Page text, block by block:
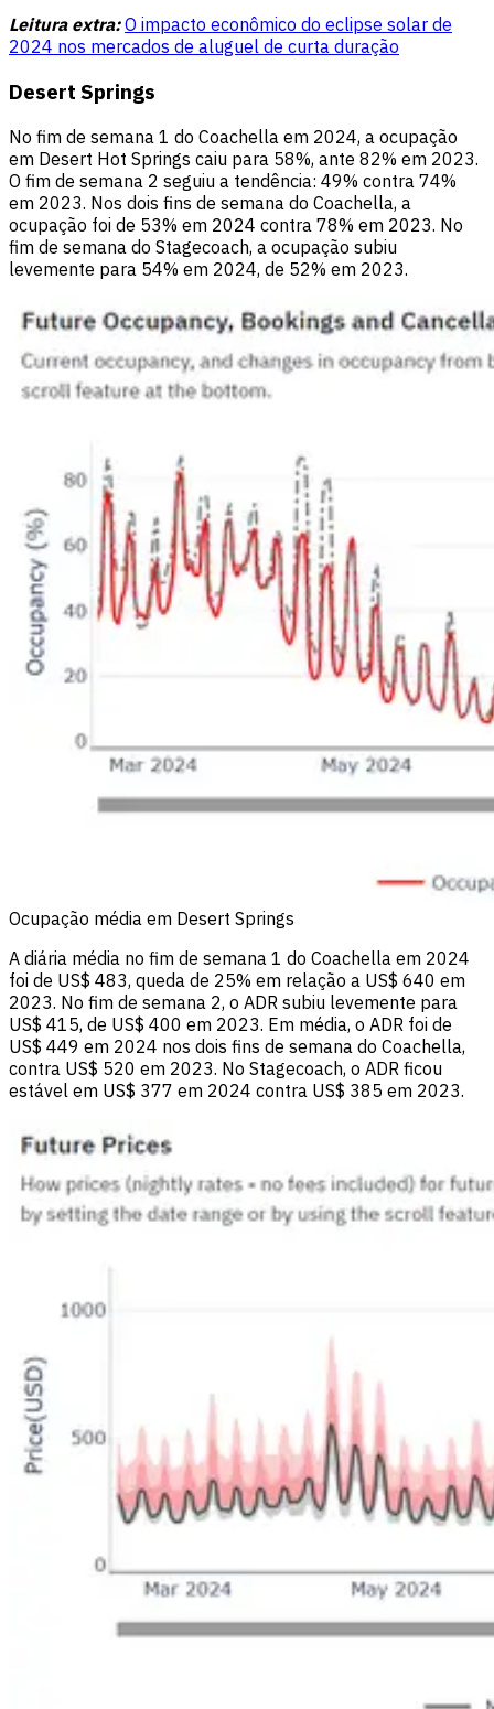
Leitura extra: O impacto econômico do eclipse solar de
2024 nos mercados de aluguel de curta duração
Desert Springs
No fim de semana 1 do Coachella em 2024, a ocupação
em Desert Hot Springs caiu para 58%, ante 82% em 2023.
O fim de semana 2 seguiu a tendência: 49% contra 74%
em 2023. Nos dois fins de semana do Coachella, a
ocupação foi de 53% em 2024 contra 78% em 2023. No
fim de semana do Stagecoach, a ocupação subiu
levemente para 54% em 2024, de 52% em 2023.
Ocupação média em Desert Springs
A diária média no fim de semana 1 do Coachella em 2024
foi de US$ 483, queda de 25% em relação a US$ 640 em
2023. No fim de semana 2, o ADR subiu levemente para
US$ 415, de US$ 400 em 2023. Em média, o ADR foi de
US$ 449 em 2024 nos dois fins de semana do Coachella,
contra US$ 520 em 2023. No Stagecoach, o ADR ficou
estável em US$ 377 em 2024 contra US$ 385 em 2023.